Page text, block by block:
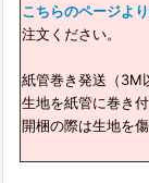
こちらのページよ
注文ください。
紙管巻き発送（3M
生地を紙管に巻き
開梱の際は生地を